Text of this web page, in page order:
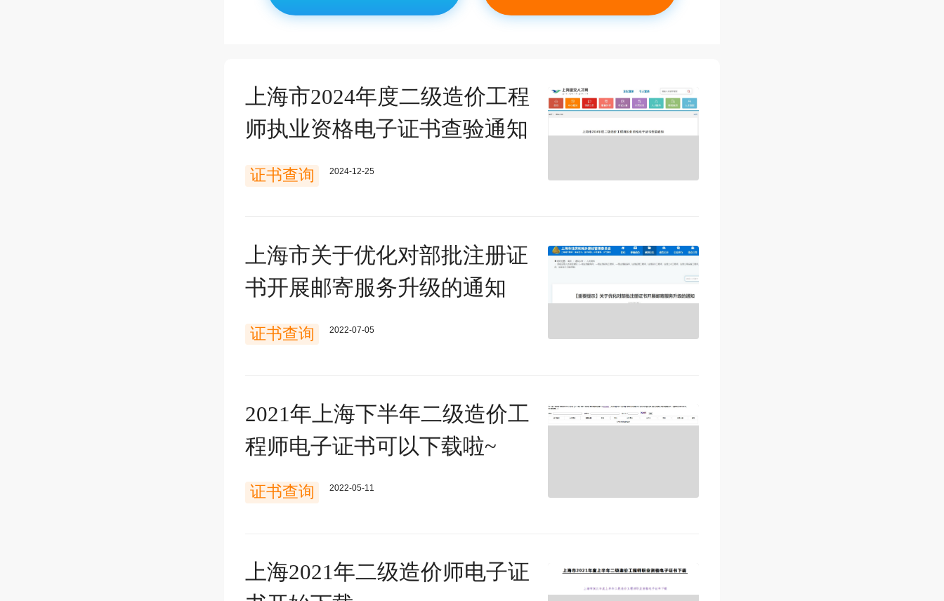
上海市2024年度二级造价工程
师执业资格电子证书查验通知
证书查询 2024-12-25
上海市关于优化对部批注册证
书开展邮寄服务升级的通知
证书查询 2022-07-05
2021年上海下半年二级造价工
程师电子证书可以下载啦~
证书查询 2022-05-11
上海2021年二级造价师电子证